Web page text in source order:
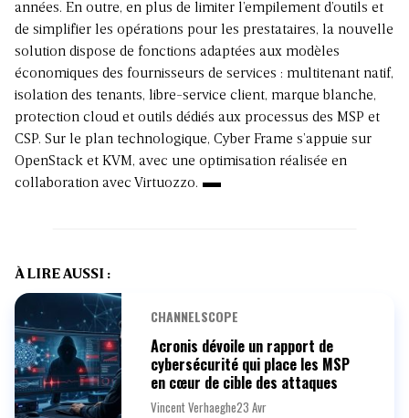
années. En outre, en plus de limiter l’empilement d’outils et
de simplifier les opérations pour les prestataires, la nouvelle
solution dispose de fonctions adaptées aux modèles
économiques des fournisseurs de services : multitenant natif,
isolation des tenants, libre-service client, marque blanche,
protection cloud et outils dédiés aux processus des MSP et
CSP. Sur le plan technologique, Cyber Frame s’appuie sur
OpenStack et KVM, avec une optimisation réalisée en
collaboration avec Virtuozzo.
À LIRE AUSSI :
CHANNELSCOPE
Acronis dévoile un rapport de
cybersécurité qui place les MSP
en cœur de cible des attaques
Vincent Verhaeghe23 Avr